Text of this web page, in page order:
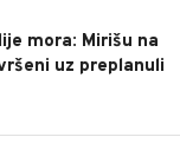
mora: Mirišu na
uz preplanuli